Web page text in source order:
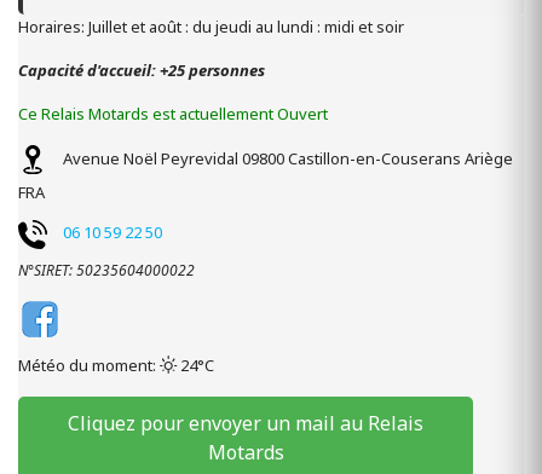
Horaires: Juillet et août : du jeudi au lundi : midi et soir
Capacité d'accueil: +25 personnes
Ce Relais Motards est actuellement Ouvert
Avenue Noël Peyrevidal 09800Castillon-en-Couserans Ariège
FRA
06 10 59 22 50
N°SIRET: 50235604000022
Météo du moment: 24°C
Cliquez pour envoyer un mail au Relais
Motards